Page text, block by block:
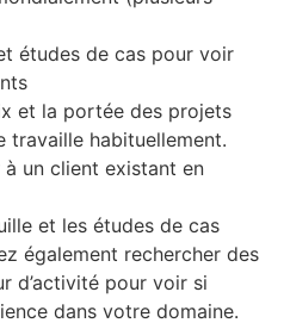
études de cas pour voir
et la portée des projets
travaille habituellement.
un client existant en
et les études de cas
également rechercher des
d’activité pour voir si
dans votre domaine.